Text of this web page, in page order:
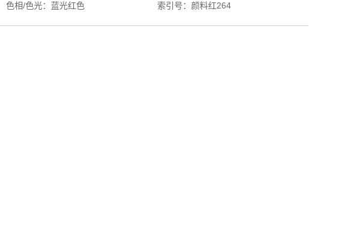
色相/色光： 蓝光红色 索引号： 颜料红264